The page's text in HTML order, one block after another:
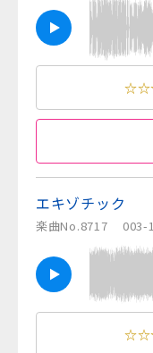
エキゾチック
楽曲No.8717 003-